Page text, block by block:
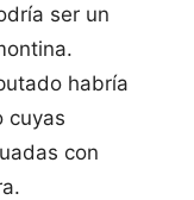
ser un
habría
cuyas
con